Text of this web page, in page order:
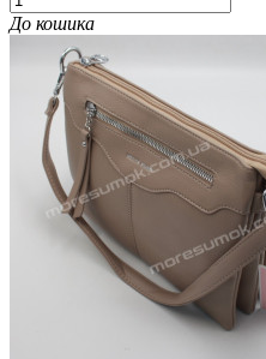
До кошика